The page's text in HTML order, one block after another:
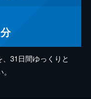
31日間ゆっくりと